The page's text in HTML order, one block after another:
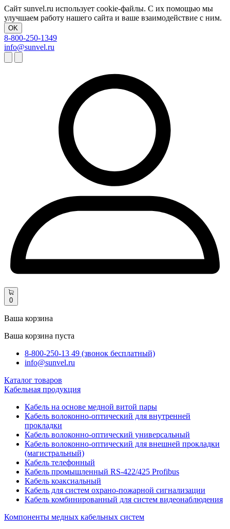
Сайт sunvel.ru использует cookie-файлы. С их помощью мы
улучшаем работу нашего сайта и ваше взаимодействие с ним.
OK
8-800-250-1349
info@sunvel.ru
0
Ваша корзина
Ваша корзина пуста
8-800-250-13 49 (звонок бесплатный)
info@sunvel.ru
Каталог товаров
Кабельная продукция
Кабель на основе медной витой пары
Кабель волоконно-оптический для внутренней
прокладки
Кабель волоконно-оптический универсальный
Кабель волоконно-оптический для внешней прокладки
(магистральный)
Кабель телефонный
Кабель промышленный RS-422/425 Profibus
Кабель коаксиальный
Кабель для систем охрано-пожарной сигнализации
Кабель комбинированный для систем видеонаблюдения
Компоненты медных кабельных систем